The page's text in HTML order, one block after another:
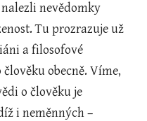
nevědomky
Tu prozrazuje už
a filosofové
obecně. Víme,
o člověku je
i neměnných –